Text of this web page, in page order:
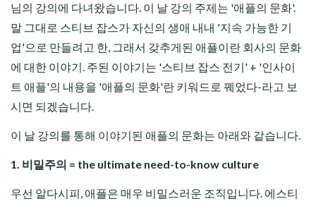
님의 강의에 다녀왔습니다. 이 날 강의 주제는 '애플의 문화'.
말 그대로 스티브 잡스가 자신의 생애 내내 '지속 가능한 기
업'으로 만들려고 한, 그래서 갖추게된 애플이란 회사의 문화
에 대한 이야기. 주된 이야기는 '스티브 잡스 전기' + '인사이
트 애플'의 내용을 '애플의 문화'란 키워드로 꿰었다-라고 보
시면 되겠습니다.
이 날 강의를 통해 이야기된 애플의 문화는 아래와 같습니다.
1. 비밀주의 = the ultimate need-to-know culture
우선 알다시피, 애플은 매우 비밀스러운 조직입니다. 에스티